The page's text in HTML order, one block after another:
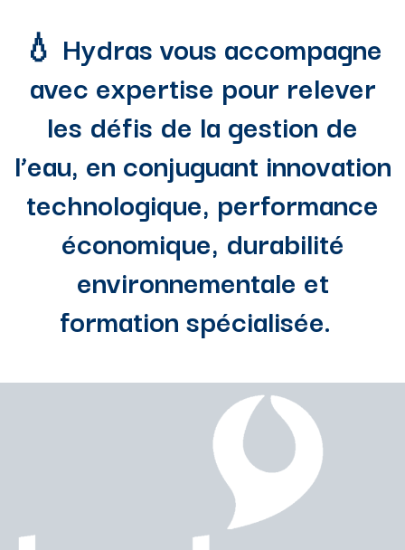
💧 Hydras vous accompagne
avec expertise pour relever
les défis de la gestion de
l’eau, en conjuguant innovation
technologique, performance
économique, durabilité
environnementale et
formation spécialisée.